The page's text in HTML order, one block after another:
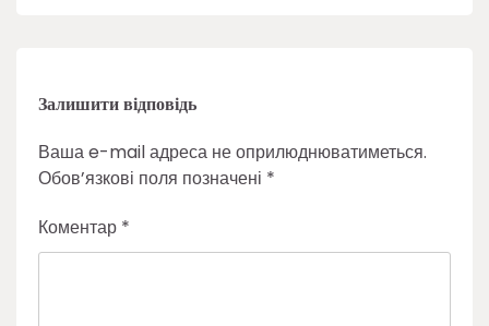
Залишити відповідь
Ваша e-mail адреса не оприлюднюватиметься.
Обов’язкові поля позначені *
Коментар *